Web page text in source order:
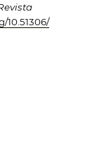
10.51306/